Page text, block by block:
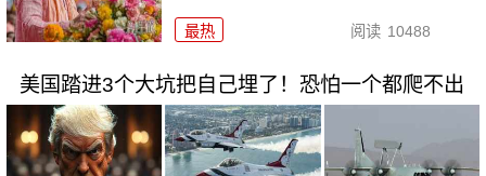
最热 阅读 10488
美国踏进3个大坑把自己埋了！恐怕一个都爬不出